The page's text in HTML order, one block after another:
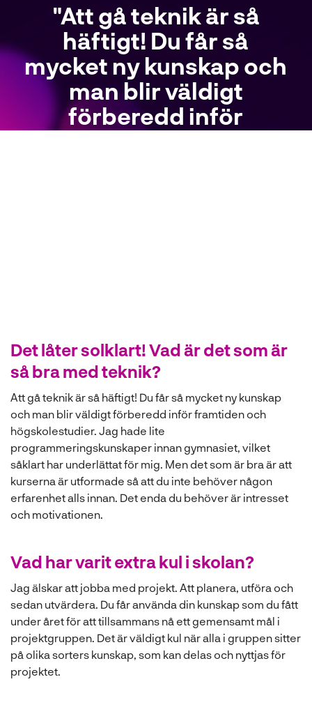
"Att gå teknik är så
häftigt! Du får så
mycket ny kunskap och
man blir väldigt
förberedd inför
Det låter solklart! Vad är det som är
så bra med teknik?
Att gå teknik är så häftigt! Du får så mycket ny kunskap
och man blir väldigt förberedd inför framtiden och
högskolestudier. Jag hade lite
programmeringskunskaper innan gymnasiet, vilket
såklart har underlättat för mig. Men det som är bra är att
kurserna är utformade så att du inte behöver någon
erfarenhet alls innan. Det enda du behöver är intresset
och motivationen.
Vad har varit extra kul i skolan?
Jag älskar att jobba med projekt. Att planera, utföra och
sedan utvärdera. Du får använda din kunskap som du fått
under året för att tillsammans nå ett gemensamt mål i
projektgruppen. Det är väldigt kul när alla i gruppen sitter
på olika sorters kunskap, som kan delas och nyttjas för
projektet.